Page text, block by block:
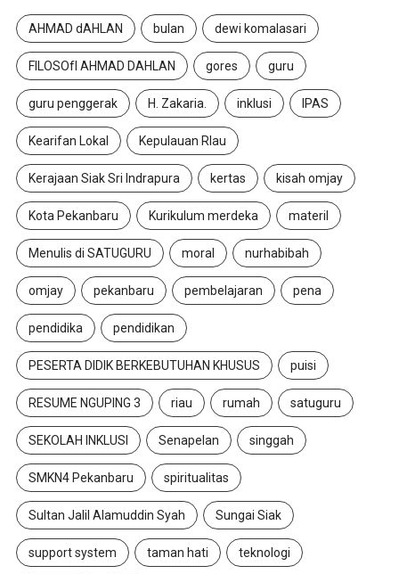
AHMAD dAHLAN bulan dewi komalasari
FILOSOfI AHMAD DAHLAN gores guru
guru penggerak H. Zakaria. inklusi IPAS
Kearifan Lokal Kepulauan RIau
Kerajaan Siak Sri Indrapura kertas kisah omjay
Kota Pekanbaru Kurikulum merdeka materil
Menulis di SATUGURU moral nurhabibah
omjay pekanbaru pembelajaran pena
pendidika pendidikan
PESERTA DIDIK BERKEBUTUHAN KHUSUS puisi
RESUME NGUPING 3 riau rumah satuguru
SEKOLAH INKLUSI Senapelan singgah
SMKN4 Pekanbaru spiritualitas
Sultan Jalil Alamuddin Syah Sungai Siak
support system taman hati teknologi